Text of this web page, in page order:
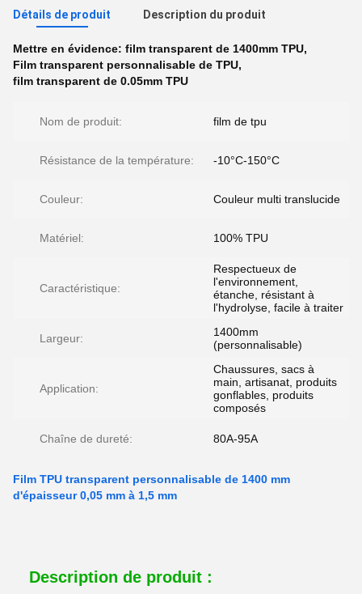
Détails de produit Description du produit
Mettre en évidence: film transparent de 1400mm TPU,
Film transparent personnalisable de TPU,
film transparent de 0.05mm TPU
Nom de produit: film de tpu
Résistance de la température: -10°C-150°C
Couleur: Couleur multi translucide
Matériel: 100% TPU
Caractéristique:
Respectueux de
l'environnement,
étanche, résistant à
l'hydrolyse, facile à traiter
Largeur:
1400mm
(personnalisable)
Application:
Chaussures, sacs à
main, artisanat, produits
gonflables, produits
composés
Chaîne de dureté: 80A-95A
Film TPU transparent personnalisable de 1400 mm
d'épaisseur 0,05 mm à 1,5 mm
Description de produit :